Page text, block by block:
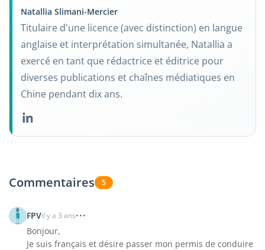
Natallia Slimani-Mercier
Titulaire d'une licence (avec distinction) en langue
anglaise et interprétation simultanée, Natallia a
exercé en tant que rédactrice et éditrice pour
diverses publications et chaînes médiatiques en
Chine pendant dix ans.
Commentaires 5
FPVil y a 3 ans
Bonjour,
Je suis français et désire passer mon permis de conduire